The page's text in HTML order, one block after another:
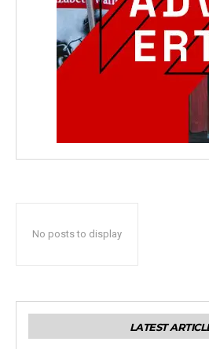
No posts to display
LATEST